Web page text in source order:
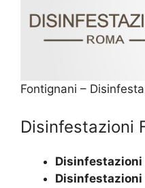
Fontignani –
Disinfestazioni
Disinfestazioni
Disinfestazioni